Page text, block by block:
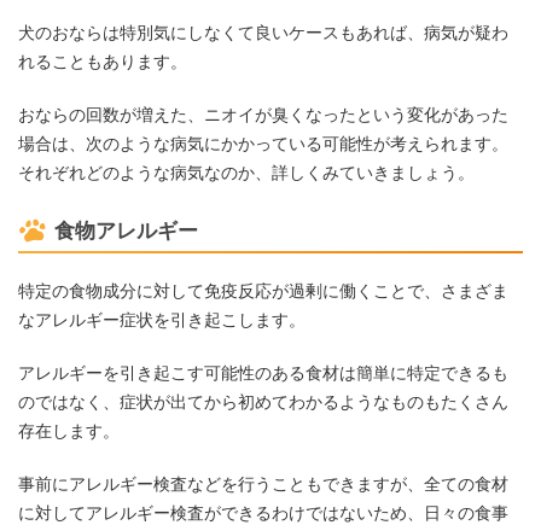
犬のおならは特別気にしなくて良いケースもあれば、病気が疑わ
れることもあります。
おならの回数が増えた、ニオイが臭くなったという変化があった
場合は、次のような病気にかかっている可能性が考えられます。
それぞれどのような病気なのか、詳しくみていきましょう。
食物アレルギー
特定の食物成分に対して免疫反応が過剰に働くことで、さまざま
なアレルギー症状を引き起こします。
アレルギーを引き起こす可能性のある食材は簡単に特定できるも
のではなく、症状が出てから初めてわかるようなものもたくさん
存在します。
事前にアレルギー検査などを行うこともできますが、全ての食材
に対してアレルギー検査ができるわけではないため、日々の食事